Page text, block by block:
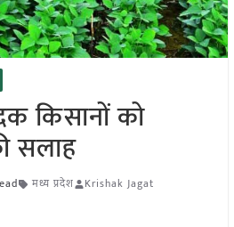
किसानों को
सलाह
मध्य प्रदेश Krishak Jagat